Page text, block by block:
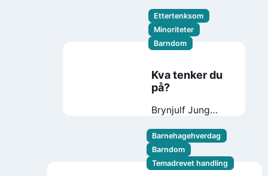
Ettertenksom
Minoriteter
Barndom
Kva tenker du
på?
Brynjulf Jung
Skinkeape
Barnehagehverdag
Barndom
Temadrevet handling